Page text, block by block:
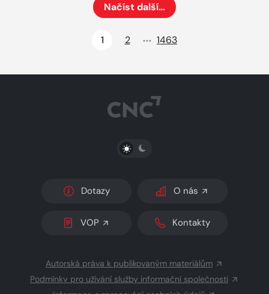
Načíst další…
1
2 1463
PŘEPNOUT SVĚTLÝ/TMAVÝ REŽIM
Dotazy O nás
VOP Kontakty
Autorská práva k publikovaným materiálům
Podmínky pro užívání služby informační společnosti